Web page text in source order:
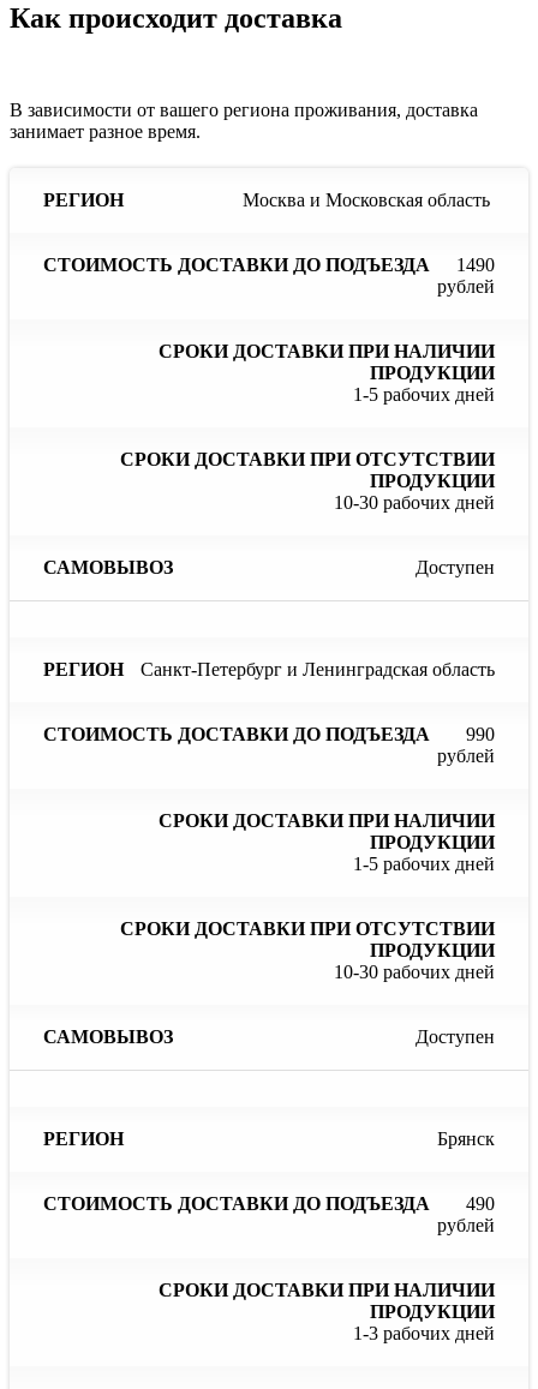
Как происходит доставка
В зависимости от вашего региона проживания, доставка
занимает разное время.
Стоимость
подъезда
Сроки
наличии
продукции
Москва и Московская область
1490
рублей
1-5 рабочих дней
10-30 рабочих дней
Доступен
Санкт-Петербург и Ленинградская область
990
рублей
1-5 рабочих дней
10-30 рабочих дней
Доступен
Брянск
490
рублей
1-3 рабочих дней